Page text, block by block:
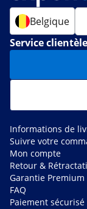
Belgique
Service clientèle
Informations de
Suivre votre
Mon compte
Retour &
Garantie Premium
FAQ
Paiement sécurisé